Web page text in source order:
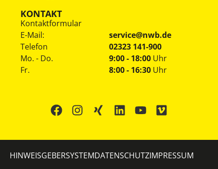
KONTAKT
Kontaktformular
E-Mail:
service@nwb.de
Telefon
02323 141-900
Mo. - Do.
Fr.
9:00 - 18:00 Uhr
8:00 - 16:30 Uhr
HINWEISGEBERSYSTEMDATENSCHUTZIMPRESSUM